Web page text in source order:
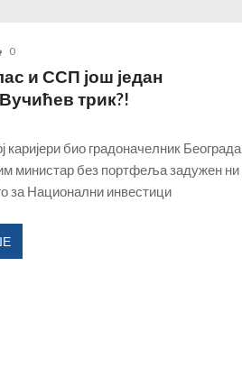
30, 2025
ЈАНУАР 18, 2026
0
и ССП још један
трик?!
каријери био градоначелник Београда
министар без портфеља задужен ни
за Национални инвестици